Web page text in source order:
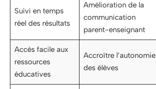
Suivi en temps
réel des résultats
Amélioration de la
communication
parent-enseignant
Accès facile aux
ressources
éducatives
Accroître l’autonomie
des élèves